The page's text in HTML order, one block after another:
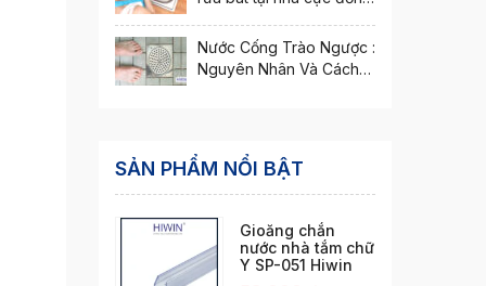
Nước Cống Trào Ngược :
Nguyên Nhân Và Cách
SẢN PHẨM NỔI BẬT
Gioăng chắn
nước nhà tắm chữ
Y SP-051 Hiwin